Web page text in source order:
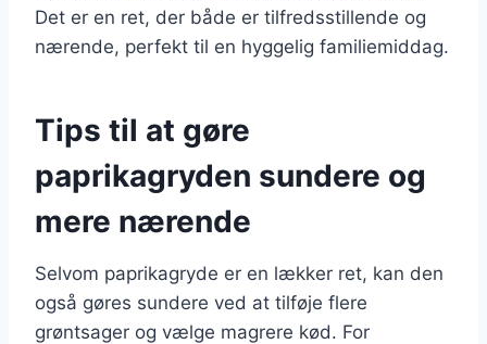
Det er en ret, der både er tilfredsstillende og
nærende, perfekt til en hyggelig familiemiddag.
Tips til at gøre
paprikagryden sundere og
mere nærende
Selvom paprikagryde er en lækker ret, kan den
også gøres sundere ved at tilføje flere
grøntsager og vælge magrere kød. For